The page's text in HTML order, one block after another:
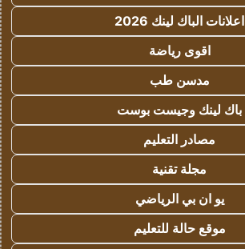
اعلانات الباك لينك 2026
اقوى رياضة
مدسن طب
باك لينك وجيست بوست
مصادر التعليم
مجلة تقنية
يو ان بي الرياضي
موقع حالة للتعليم